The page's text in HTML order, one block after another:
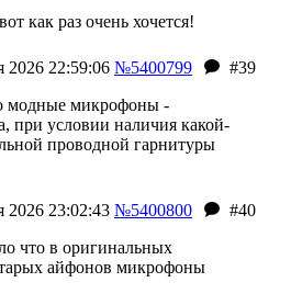
как раз очень хочется!
22:59:06 №5400799
#39
модные микрофоны -
при условии наличия какой-
проводной гарнитуры
23:02:43 №5400800
#40
что в оригинальных
айфонов микрофоны